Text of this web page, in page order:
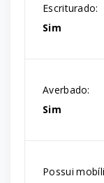
Escriturado:
Sim
Averbado:
Sim
Possui